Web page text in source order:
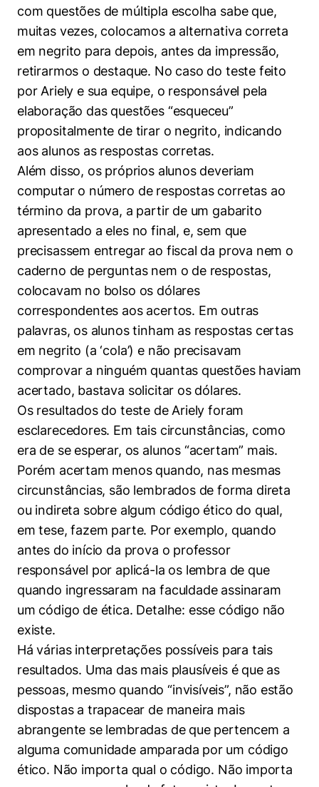
com questões de múltipla escolha sabe que,
muitas vezes, colocamos a alternativa correta
em negrito para depois, antes da impressão,
retirarmos o destaque. No caso do teste feito
por Ariely e sua equipe, o responsável pela
elaboração das questões “esqueceu”
propositalmente de tirar o negrito, indicando
aos alunos as respostas corretas.
Além disso, os próprios alunos deveriam
computar o número de respostas corretas ao
término da prova, a partir de um gabarito
apresentado a eles no final, e, sem que
precisassem entregar ao fiscal da prova nem o
caderno de perguntas nem o de respostas,
colocavam no bolso os dólares
correspondentes aos acertos. Em outras
palavras, os alunos tinham as respostas certas
em negrito (a ‘cola’) e não precisavam
comprovar a ninguém quantas questões haviam
acertado, bastava solicitar os dólares.
Os resultados do teste de Ariely foram
esclarecedores. Em tais circunstâncias, como
era de se esperar, os alunos “acertam” mais.
Porém acertam menos quando, nas mesmas
circunstâncias, são lembrados de forma direta
ou indireta sobre algum código ético do qual,
em tese, fazem parte. Por exemplo, quando
antes do início da prova o professor
responsável por aplicá-la os lembra de que
quando ingressaram na faculdade assinaram
um código de ética. Detalhe: esse código não
existe.
Há várias interpretações possíveis para tais
resultados. Uma das mais plausíveis é que as
pessoas, mesmo quando “invisíveis”, não estão
dispostas a trapacear de maneira mais
abrangente se lembradas de que pertencem a
alguma comunidade amparada por um código
ético. Não importa qual o código. Não importa